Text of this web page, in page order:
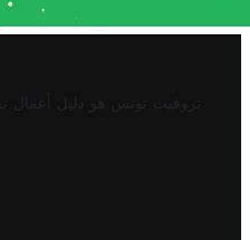
تروفيت تونس هو دليل أعمال